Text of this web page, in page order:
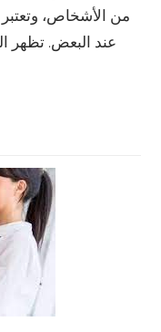
من الأشخاص،
عند البعض. تظهر